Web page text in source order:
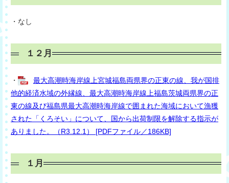
・なし
１２月
・
最大高潮時海岸線上宮城福島両県界の正東の線、我が国排
他的経済水域の外縁線、最大高潮時海岸線上福島茨城両県界の正
東の線及び福島県最大高潮時海岸線で囲まれた海域において漁獲
された「くろそい」について、国から出荷制限を解除する指示が
ありました。（R3.12.1） [PDFファイル／186KB]
１月